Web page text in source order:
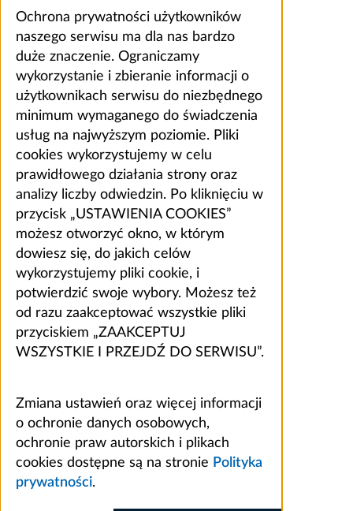
Ochrona prywatności użytkowników
naszego serwisu ma dla nas bardzo
duże znaczenie. Ograniczamy
wykorzystanie i zbieranie informacji o
użytkownikach serwisu do niezbędnego
minimum wymaganego do świadczenia
usług na najwyższym poziomie. Pliki
cookies wykorzystujemy w celu
prawidłowego działania strony oraz
analizy liczby odwiedzin. Po kliknięciu w
przycisk „USTAWIENIA COOKIES”
możesz otworzyć okno, w którym
dowiesz się, do jakich celów
wykorzystujemy pliki cookie, i
potwierdzić swoje wybory. Możesz też
od razu zaakceptować wszystkie pliki
przyciskiem „ZAAKCEPTUJ
WSZYSTKIE I PRZEJDŹ DO SERWISU”.
Zmiana ustawień oraz więcej informacji
o ochronie danych osobowych,
ochronie praw autorskich i plikach
cookies dostępne są na stronie Polityka
prywatności.